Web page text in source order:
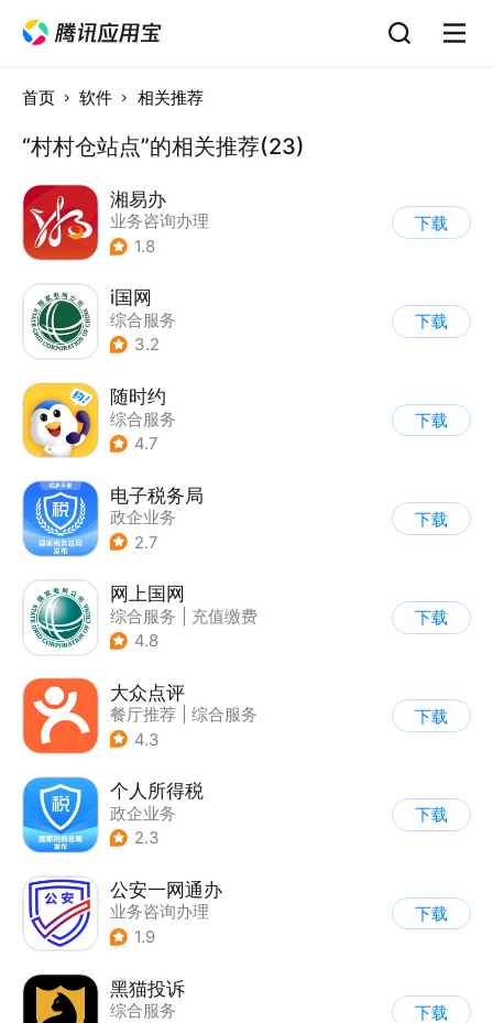
首页 软件 相关推荐
“村村仓站点”的相关推荐(23)
湘易办
业务咨询办理
1.8
下载
i国网
综合服务
3.2
下载
随时约
综合服务
4.7
下载
电子税务局
政企业务
2.7
下载
网上国网
综合服务
充值缴费
4.8
下载
大众点评
餐厅推荐
综合服务
4.3
下载
个人所得税
政企业务
2.3
下载
公安一网通办
业务咨询办理
| 政企业务
1.9
下载
黑猫投诉
综合服务
下载